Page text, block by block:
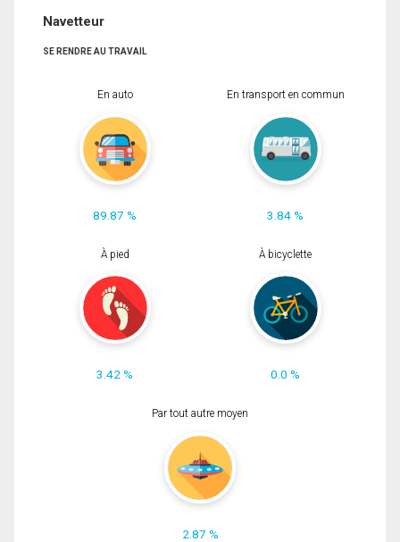
Navetteur
SE RENDRE AU TRAVAIL
En auto
89.87 %
En transport en commun
3.84 %
À pied
3.42 %
À bicyclette
0.0 %
Par tout autre moyen
2.87 %